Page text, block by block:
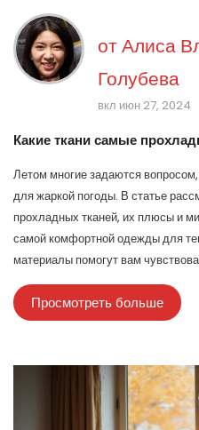
отАлиса
Голубева
вкл июн 27, 2024
Какие ткани самые
Летом многие задаются
для жаркой погоды. В статье
прохладных тканей, их плюсы и
самой комфортной одежды для
материалы помогут вам
летнюю жару.
Просмотреть больше